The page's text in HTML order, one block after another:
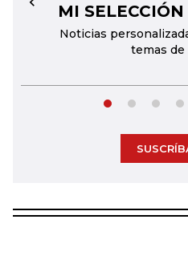
MI
Noticias
temas
←